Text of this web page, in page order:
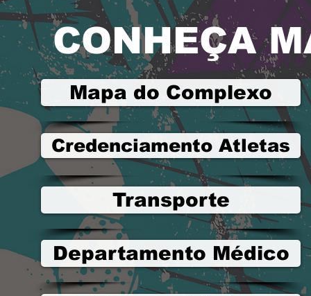
CONHEÇA
Mapa do Complexo
Credenciamento Atletas
Transporte
Departamento Médico